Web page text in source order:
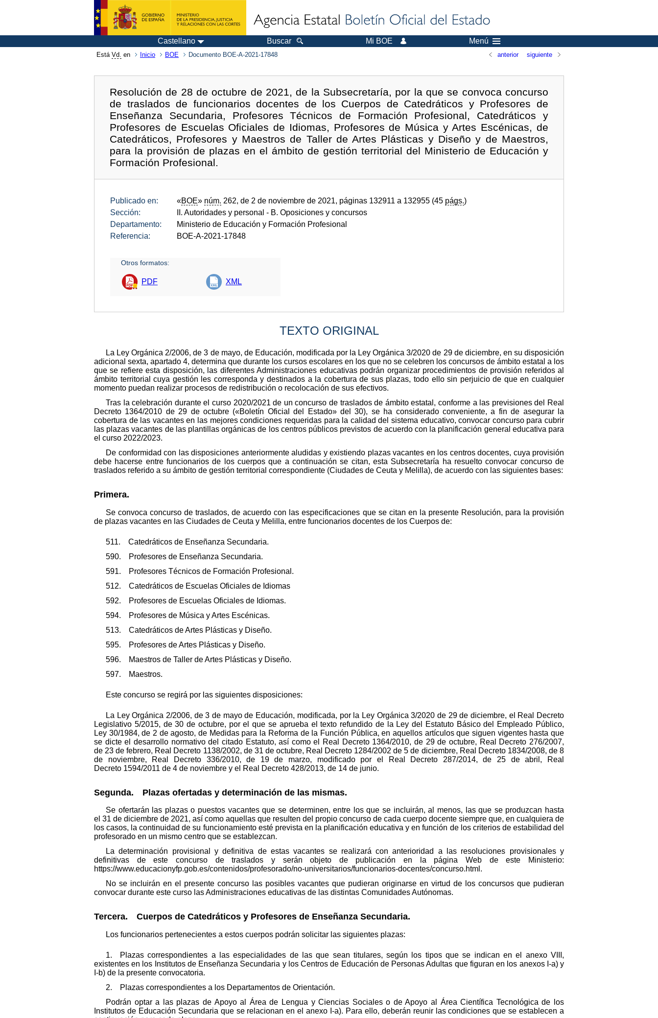
Castellano Buscar Mi BOE Menú
Está Vd. en Inicio BOE Documento BOE-A-2021-17848 anterior siguiente
Resolución de 28 de octubre de 2021, de la Subsecretaría, por la que se convoca concurso
de traslados de funcionarios docentes de los Cuerpos de Catedráticos y Profesores de
Enseñanza Secundaria, Profesores Técnicos de Formación Profesional, Catedráticos y
Profesores de Escuelas Oficiales de Idiomas, Profesores de Música y Artes Escénicas, de
Catedráticos, Profesores y Maestros de Taller de Artes Plásticas y Diseño y de Maestros,
para la provisión de plazas en el ámbito de gestión territorial del Ministerio de Educación y
Formación Profesional.
Publicado en: «BOE» núm. 262, de 2 de noviembre de 2021, páginas 132911 a 132955 (45 págs.)
Sección:
II. Autoridades y personal - B. Oposiciones y concursos
Departamento:
Ministerio de Educación y Formación Profesional
Referencia:
BOE-A-2021-17848
Otros formatos:
PDF XML
TEXTO ORIGINAL
La Ley Orgánica 2/2006, de 3 de mayo, de Educación, modificada por la Ley Orgánica 3/2020 de 29 de diciembre, en su disposición
adicional sexta, apartado 4, determina que durante los cursos escolares en los que no se celebren los concursos de ámbito estatal a los
que se refiere esta disposición, las diferentes Administraciones educativas podrán organizar procedimientos de provisión referidos al
ámbito territorial cuya gestión les corresponda y destinados a la cobertura de sus plazas, todo ello sin perjuicio de que en cualquier
momento puedan realizar procesos de redistribución o recolocación de sus efectivos.
Tras la celebración durante el curso 2020/2021 de un concurso de traslados de ámbito estatal, conforme a las previsiones del Real
Decreto 1364/2010 de 29 de octubre («Boletín Oficial del Estado» del 30), se ha considerado conveniente, a fin de asegurar la
cobertura de las vacantes en las mejores condiciones requeridas para la calidad del sistema educativo, convocar concurso para cubrir
las plazas vacantes de las plantillas orgánicas de los centros públicos previstos de acuerdo con la planificación general educativa para
el curso 2022/2023.
De conformidad con las disposiciones anteriormente aludidas y existiendo plazas vacantes en los centros docentes, cuya provisión
debe hacerse entre funcionarios de los cuerpos que a continuación se citan, esta Subsecretaría ha resuelto convocar concurso de
traslados referido a su ámbito de gestión territorial correspondiente (Ciudades de Ceuta y Melilla), de acuerdo con las siguientes bases:
Primera.
Se convoca concurso de traslados, de acuerdo con las especificaciones que se citan en la presente Resolución, para la provisión
de plazas vacantes en las Ciudades de Ceuta y Melilla, entre funcionarios docentes de los Cuerpos de:
511. Catedráticos de Enseñanza Secundaria.
590. Profesores de Enseñanza Secundaria.
591. Profesores Técnicos de Formación Profesional.
512. Catedráticos de Escuelas Oficiales de Idiomas
592. Profesores de Escuelas Oficiales de Idiomas.
594. Profesores de Música y Artes Escénicas.
513. Catedráticos de Artes Plásticas y Diseño.
595. Profesores de Artes Plásticas y Diseño.
596. Maestros de Taller de Artes Plásticas y Diseño.
597. Maestros.
Este concurso se regirá por las siguientes disposiciones:
La Ley Orgánica 2/2006, de 3 de mayo de Educación, modificada, por la Ley Orgánica 3/2020 de 29 de diciembre, el Real Decreto
Legislativo 5/2015, de 30 de octubre, por el que se aprueba el texto refundido de la Ley del Estatuto Básico del Empleado Público,
Ley 30/1984, de 2 de agosto, de Medidas para la Reforma de la Función Pública, en aquellos artículos que siguen vigentes hasta que
se dicte el desarrollo normativo del citado Estatuto, así como el Real Decreto 1364/2010, de 29 de octubre, Real Decreto 276/2007,
de 23 de febrero, Real Decreto 1138/2002, de 31 de octubre, Real Decreto 1284/2002 de 5 de diciembre, Real Decreto 1834/2008, de 8
de noviembre, Real Decreto 336/2010, de 19 de marzo, modificado por el Real Decreto 287/2014, de 25 de abril, Real
Decreto 1594/2011 de 4 de noviembre y el Real Decreto 428/2013, de 14 de junio.
Segunda. Plazas ofertadas y determinación de las mismas.
Se ofertarán las plazas o puestos vacantes que se determinen, entre los que se incluirán, al menos, las que se produzcan hasta
el 31 de diciembre de 2021, así como aquellas que resulten del propio concurso de cada cuerpo docente siempre que, en cualquiera de
los casos, la continuidad de su funcionamiento esté prevista en la planificación educativa y en función de los criterios de estabilidad del
profesorado en un mismo centro que se establezcan.
La determinación provisional y definitiva de estas vacantes se realizará con anterioridad a las resoluciones provisionales y
definitivas de este concurso de traslados y serán objeto de publicación en la página Web de este Ministerio:
https://www.educacionyfp.gob.es/contenidos/profesorado/no-universitarios/funcionarios-docentes/concurso.html.
No se incluirán en el presente concurso las posibles vacantes que pudieran originarse en virtud de los concursos que pudieran
convocar durante este curso las Administraciones educativas de las distintas Comunidades Autónomas.
Tercera. Cuerpos de Catedráticos y Profesores de Enseñanza Secundaria.
Los funcionarios pertenecientes a estos cuerpos podrán solicitar las siguientes plazas:
1. Plazas correspondientes a las especialidades de las que sean titulares, según los tipos que se indican en el anexo VIII,
existentes en los Institutos de Enseñanza Secundaria y los Centros de Educación de Personas Adultas que figuran en los anexos I-a) y
I-b) de la presente convocatoria.
2. Plazas correspondientes a los Departamentos de Orientación.
Podrán optar a las plazas de Apoyo al Área de Lengua y Ciencias Sociales o de Apoyo al Área Científica Tecnológica de los
Institutos de Educación Secundaria que se relacionan en el anexo I-a). Para ello, deberán reunir las condiciones que se establecen a